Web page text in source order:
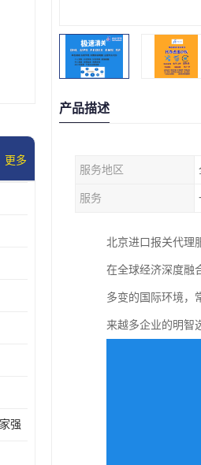
更多
强
产品描述
服务地区
服务
北京进口报关代理
在全球经济深度融
多变的国际环境，
来越多企业的明智